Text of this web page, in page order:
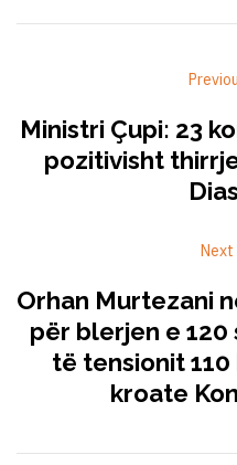
Ministri Çupi: 23
pozitivisht
Next
Orhan Murtezani
për blerjen e
të tensionit 110
kroate